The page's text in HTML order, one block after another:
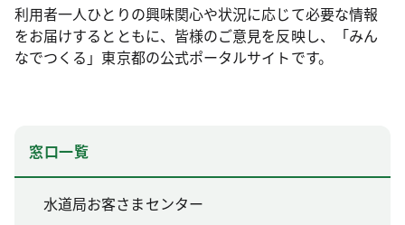
利用者一人ひとりの興味関心や状況に応じて必要な情報
をお届けするとともに、皆様のご意見を反映し、「みん
なでつくる」東京都の公式ポータルサイトです。
窓口一覧
水道局お客さまセンター